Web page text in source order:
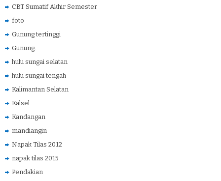
CBT Sumatif Akhir Semester
foto
Gunung tertinggi
Gunung.
hulu sungai selatan
hulu sungai tengah
Kalimantan Selatan
Kalsel
Kandangan
mandiangin
Napak Tilas 2012
napak tilas 2015
Pendakian